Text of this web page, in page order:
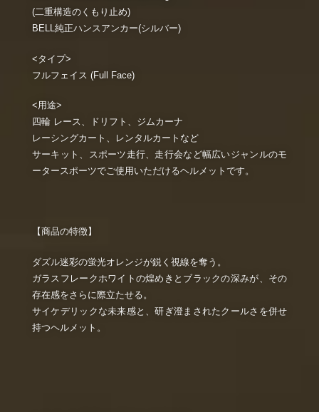
(二重構造のくもり止め)
BELL純正ハンスアンカー(シルバー)
<タイプ>
フルフェイス (Full Face)
<用途>
四輪 レース、ドリフト、ジムカーナ
レーシングカート、レンタルカートなど
サーキット、スポーツ走行、走行会など幅広いジャンルのモ
ータースポーツでご使用いただけるヘルメットです。
【商品の特徴】
ダズル迷彩の蛍光オレンジが鋭く視線を奪う。
ガラスフレークホワイトの煌めきとブラックの深みが、その
存在感をさらに際立たせる。
サイケデリックな未来感と、研ぎ澄まされたクールさを併せ
持つヘルメット。